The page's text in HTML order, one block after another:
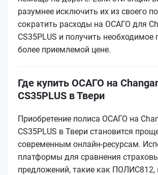
разумнее исключить их из своего
сократить расходы на ОСАГО для
CS35PLUS и получить необходимое
более приемлемой цене.
Где купить ОСАГО на
CS35PLUS в Твери
Приобретение полиса ОСАГО на
CS35PLUS в Твери становится
современным онлайн-ресурсам.
платформы для сравнения
предложений, такие как